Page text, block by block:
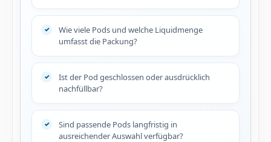
Wie viele Pods und welche Liquidmenge
umfasst die Packung?
Ist der Pod geschlossen oder ausdrücklich
nachfüllbar?
Sind passende Pods langfristig in
ausreichender Auswahl verfügbar?